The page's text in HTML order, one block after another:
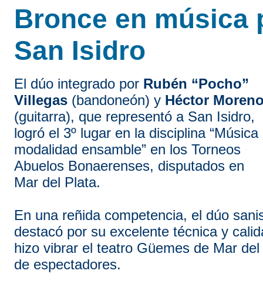
Bronce en música
San Isidro
El dúo integrado por Rubén “Pocho”
Villegas (bandoneón) y Héctor
(guitarra), que representó a San Isidro,
logró el 3º lugar en la disciplina “Música
modalidad ensamble” en los Torneos
Abuelos Bonaerenses, disputados en
Mar del Plata.
En una reñida competencia, el dúo
destacó por su excelente técnica y
hizo vibrar el teatro Güemes de Mar
de espectadores.